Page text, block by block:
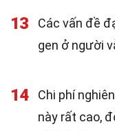
13
Các vấn đề
gen ở người
14
Chi phí
này rất cao,